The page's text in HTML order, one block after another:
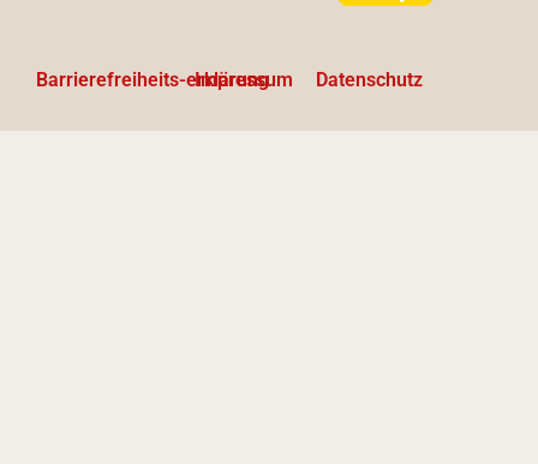
Barrierefreiheits-erklärung
Impressum Datenschutz